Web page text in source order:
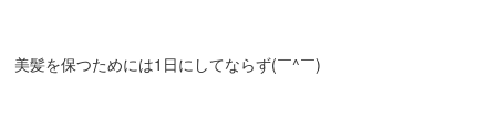
美髪を保つためには1日にしてならず(￣^￣)